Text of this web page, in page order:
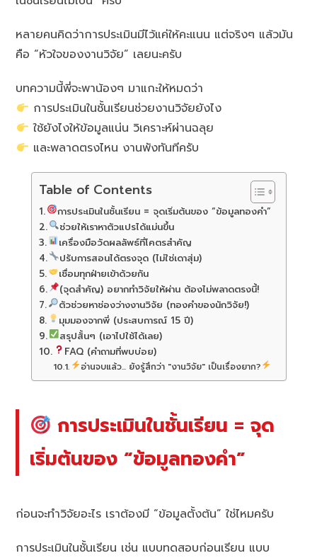
หลายคนคิดว่าการประเมินมีไว้แค่ให้คะแนน แต่จริงๆ แล้วมัน
คือ “หัวใจของงานวิจัย” เลยนะครับ
บทความนี้พี่จะพาน้องๆ มาแกะให้หมดว่า
การประเมินในชั้นเรียนช่วยงานวิจัยยังไง
ใช้ยังไงให้ข้อมูลแน่น วิเคราะห์ผ่านฉลุย
และพลาดตรงไหน งานพังทันทีครับ
Table of Contents
การประเมินในชั้นเรียน = จุดเริ่มต้นของ “ข้อมูลทองคำ”
ช่วยให้เราหาตัวแปรได้แม่นขึ้น
เครื่องมือวัดผลลัพธ์ที่โคตรสำคัญ
ปรับการสอนได้ตรงจุด (ไม่ใช่เดาสุ่ม)
เชื่อมทุกฝ่ายเข้าด้วยกัน
(จุดสำคัญ) อยากทำวิจัยให้ผ่าน ต้องไม่พลาดตรงนี้!
ตัวช่วยหาช่องว่างงานวิจัย (ทองคำของนักวิจัย!)
มุมมองจากพี่ (ประสบการณ์ 15 ปี)
สรุปสั้นๆ (เอาไปใช้ได้เลย)
FAQ (คำถามที่พบบ่อย)
อ่านจบแล้ว... ยังรู้สึกว่า "งานวิจัย" เป็นเรื่องยาก?
การประเมินในชั้นเรียน = จุด
เริ่มต้นของ “ข้อมูลทองคำ”
ก่อนจะทำวิจัยอะไร เราต้องมี “ข้อมูลตั้งต้น” ใช่ไหมครับ
การประเมินในชั้นเรียน เช่น แบบทดสอบก่อนเรียน แบบ